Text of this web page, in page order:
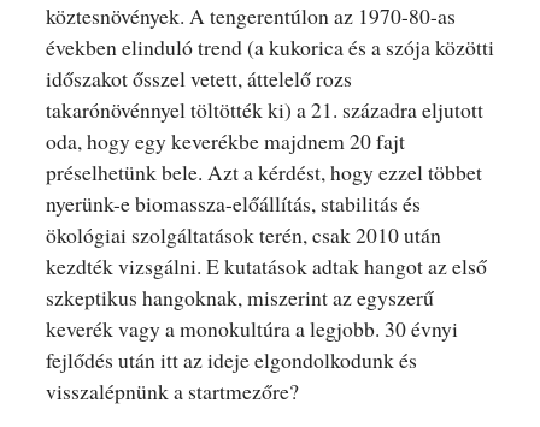
köztesnövények. A tengerentúlon az 1970-80-as
években elinduló trend (a kukorica és a szója közötti
időszakot ősszel vetett, áttelelő rozs
takarónövénnyel töltötték ki) a 21. századra eljutott
oda, hogy egy keverékbe majdnem 20 fajt
préselhetünk bele. Azt a kérdést, hogy ezzel többet
nyerünk-e biomassza-előállítás, stabilitás és
ökológiai szolgáltatások terén, csak 2010 után
kezdték vizsgálni. E kutatások adtak hangot az első
szkeptikus hangoknak, miszerint az egyszerű
keverék vagy a monokultúra a legjobb. 30 évnyi
fejlődés után itt az ideje elgondolkodunk és
visszalépnünk a startmezőre?